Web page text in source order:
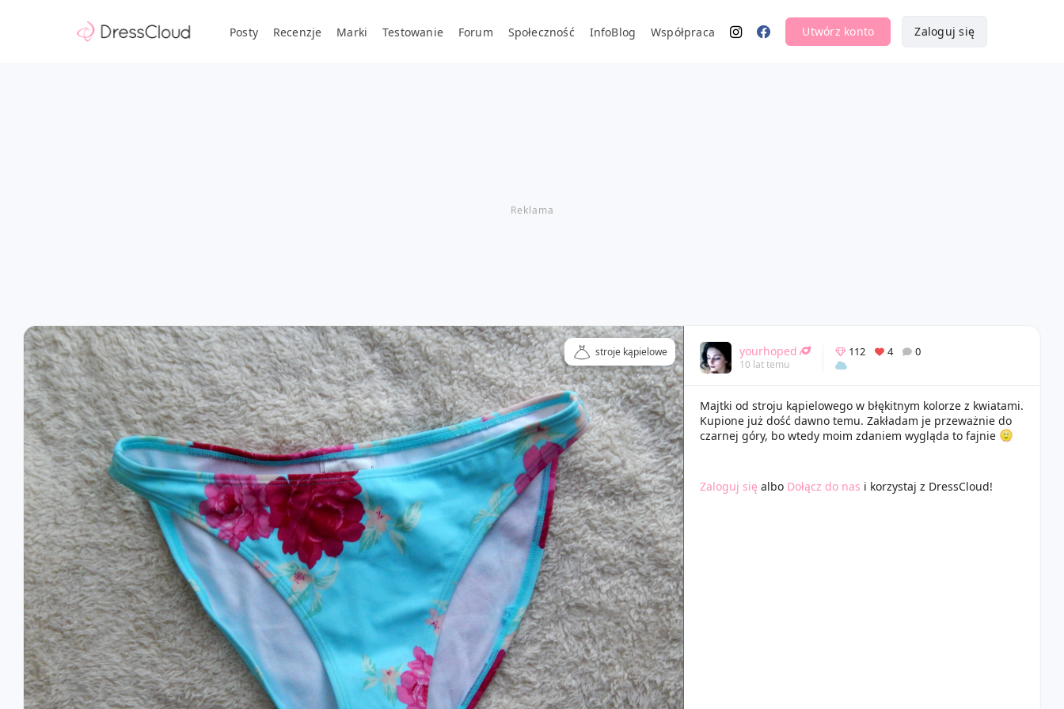
Posty Recenzje Marki Testowanie Forum Społeczność InfoBlog Współpraca Utwórz konto Zaloguj się
stroje kąpielowe yourhoped
10 lat temu
112 4 0
Majtki od stroju kąpielowego w błękitnym kolorze z kwiatami.
Kupione już dość dawno temu. Zakładam je przeważnie do
czarnej góry, bo wtedy moim zdaniem wygląda to fajnie
Zaloguj się albo Dołącz do nas i korzystaj z DressCloud!